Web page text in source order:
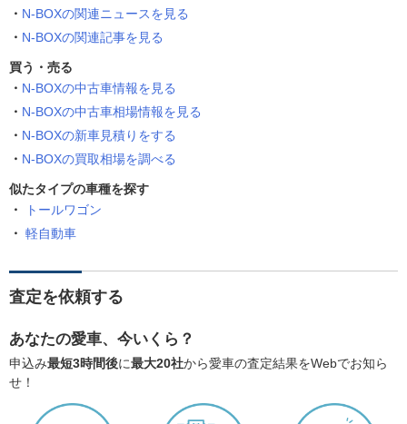
N-BOXの関連ニュースを見る
N-BOXの関連記事を見る
買う・売る
N-BOXの中古車情報を見る
N-BOXの中古車相場情報を見る
N-BOXの新車見積りをする
N-BOXの買取相場を調べる
似たタイプの車種を探す
トールワゴン
軽自動車
査定を依頼する
あなたの愛車、今いくら？
申込み最短3時間後に最大20社から愛車の査定結果をWebでお知ら
せ！